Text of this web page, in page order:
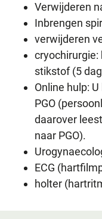
Verwijderen
Inbrengen
verwijderen
cryochirurgie:
stikstof (5
Online hulp:
PGO
daarover
naar PGO).
ECG
holter